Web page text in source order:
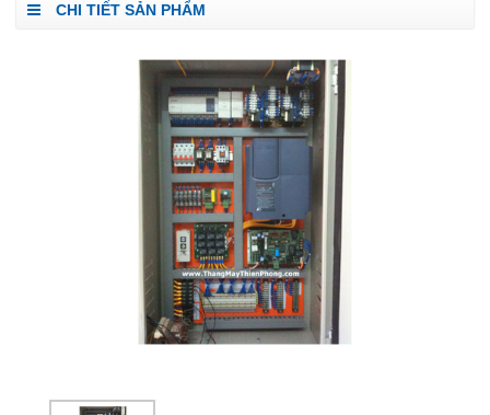
CHI TIẾT SẢN PHẨM